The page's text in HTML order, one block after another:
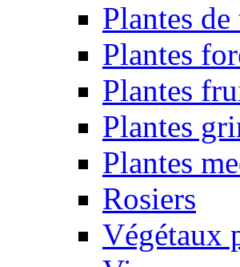
Plantes
Plantes
Plantes
Plantes
Plantes
Rosiers
Végétaux